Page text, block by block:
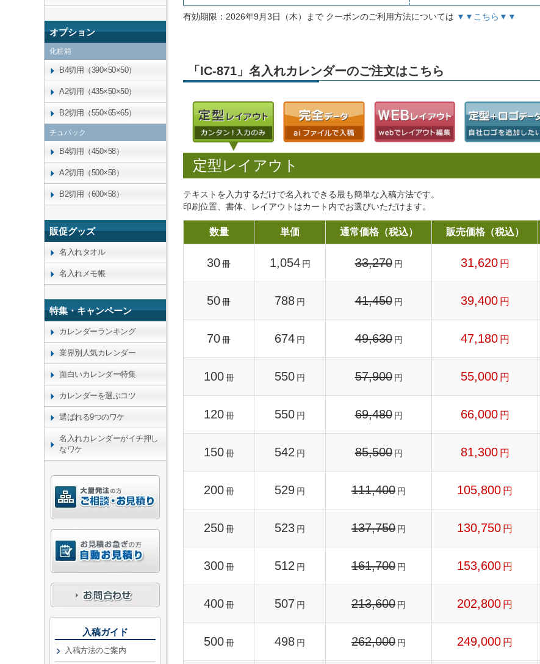
有効期限：2026年9月3日（木）まで クーポンのご利用方法については ▼▼こちら▼▼
「IC-871」名入れカレンダーのご注文はこちら
定型レイアウト
テキストを入力するだけで名入れできる最も簡単な入稿方法です。
印刷位置、書体、レイアウトはカート内でお選びいただけます。
数量 単価 通常価格（税込） 販売価格（税込）
30冊 1,054 円 33,270 円 31,620 円
50冊 788 円 41,450 円 39,400 円
70冊 674 円 49,630 円 47,180 円
100 冊 550 円 57,900 円 55,000 円
120 冊 550 円 69,480 円 66,000 円
150 冊 542 円 85,500 円 81,300 円
200 冊 529 円 111,400 円 105,800 円
250 冊 523 円 137,750 円 130,750 円
300 冊 512 円 161,700 円 153,600 円
400 冊 507 円 213,600 円 202,800 円
500 冊 498 円 262,000 円 249,000 円
オプション
化粧箱
B4切用（390×50×50）
A2切用（435×50×50）
B2切用（550×65×65）
チュパック
B4切用（450×58）
A2切用（500×58）
B2切用（600×58）
販促グッズ
名入れタオル
名入れメモ帳
特集・キャンペーン
カレンダーランキング
業界別人気カレンダー
面白いカレンダー特集
カレンダーを選ぶコツ
選ばれる9つのワケ
名入れカレンダーがイチ押し
なワケ
入稿ガイド
入稿方法のご案内